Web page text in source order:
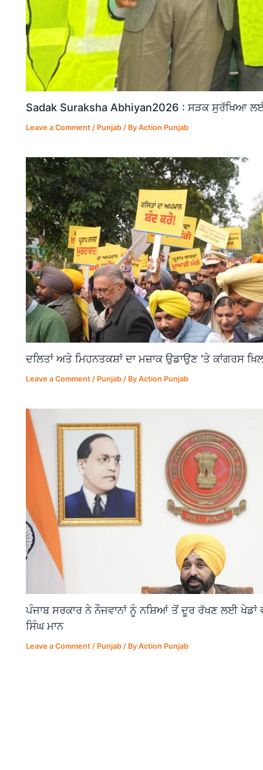
Sadak Suraksha Abhiyan2026 : ਸੜਕ ਸੁਰੱਖਿਆ
Leave a Comment / Punjab / ByAction Punjab
ਦਲਿਤਾਂ ਅਤੇ ਮਿਹਨਤਕਸ਼ਾਂ ਦਾ ਮਜ਼ਾਕ ਉਡਾਉਣ 'ਤੇ ਕਾਂਗਰਸ
Leave a Comment / Punjab / ByAction Punjab
ਪੰਜਾਬ ਸਰਕਾਰ ਨੇ ਨੌਜਵਾਨਾਂ ਨੂੰ ਨਸ਼ਿਆਂ ਤੋਂ ਦੂਰ ਰੱਖਣ ਲਈ ਖੇਡਾਂ
ਸਿੰਘ ਮਾਨ
Leave a Comment / Punjab / ByAction Punjab